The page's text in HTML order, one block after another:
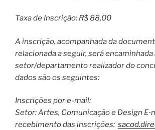
Taxa de Inscrição: R$ 88,00
A inscrição, acompanhada da
relacionada a seguir, será encaminhada
setor/departamento realizador do
dados são os seguintes:
Inscrições por e-mail:
Setor: Artes, Comunicação e Design
recebimento das inscrições: